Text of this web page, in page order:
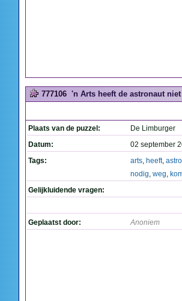
777106 'n Arts heeft de astronaut
Plaats van de puzzel:
De Limburger
Datum:
02 september
Tags:
arts, heeft,
nodig, weg,
Gelijkluidende vragen:
Geplaatst door: Anoniem